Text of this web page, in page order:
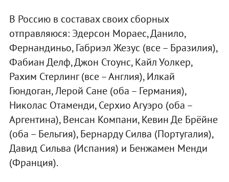
В Россию в составах своих сборных
отправляюся: Эдерсон Мораес, Данило,
Фернандиньо, Габриэл Жезус (все – Бразилия),
Фабиан Делф, Джон Стоунс, Кайл Уолкер,
Рахим Стерлинг (все – Англия), Илкай
Гюндоган, Лерой Сане (оба – Германия),
Николас Отаменди, Серхио Агуэро (оба –
Аргентина), Венсан Компани, Кевин Де Брёйне
(оба – Бельгия), Бернарду Силва (Португалия),
Давид Сильва (Испания) и Бенжамен Менди
(Франция).